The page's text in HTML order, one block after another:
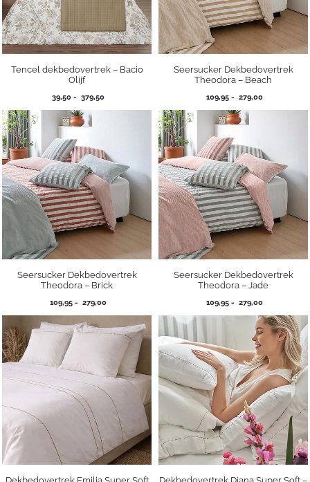
Tencel dekbedovertrek – Bacio
Olijf
39,50 - 379,50Prijsklasse:
Seersucker Dekbedovertrek
Theodora – Beach
109,95 - 279,00Prijsklasse:
Seersucker Dekbedovertrek
Theodora – Brick
109,95 - 279,00Prijsklasse:
279,00
Seersucker Dekbedovertrek
Theodora – Jade
109,95 - 279,00Prijsklasse:
tot
279,00